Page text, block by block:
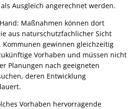
Ausgleich angerechnet werden.
Maßnahmen können dort
aus naturschutzfachlicher Sicht
gewinnen gleichzeitig
Vorhaben und müssen nicht
Planungen nach geeigneten
deren Entwicklung
Vorhaben hervorragende